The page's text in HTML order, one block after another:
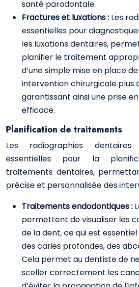
santé parodontale.
Fractures et luxations : Les
essentielles pour
les luxations dentaires,
planifier le traitement
d’une simple mise en place
intervention chirurgicale plus
garantissant ainsi une prise
efficace.
Planification de traitements
Les radiographies
essentielles pour la
traitements dentaires,
précise et personnalisée des
Traitements endodontiques :
permettent de visualiser les
de la dent, ce qui est
des caries profondes, des
Cela permet au dentiste de
sceller correctement les